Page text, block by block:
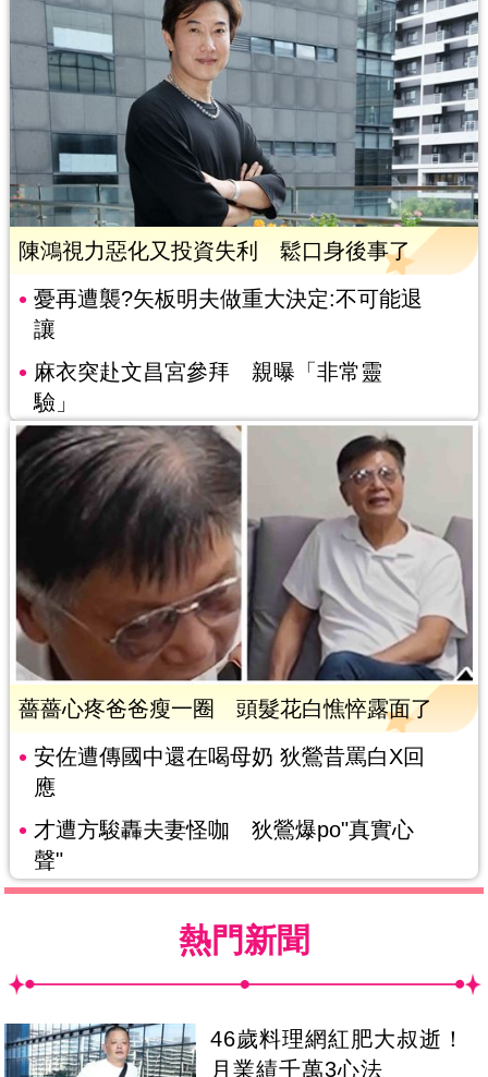
陳鴻視力惡化又投資失利 鬆口身後事了
憂再遭襲?矢板明夫做重大決定:不可能退
讓
麻衣突赴文昌宮參拜 親曝「非常靈
驗」
薔薔心疼爸爸瘦一圈 頭髮花白憔悴露面了
安佐遭傳國中還在喝母奶 狄鶯昔罵白X回
應
才遭方駿轟夫妻怪咖 狄鶯爆po"真實心
聲"
熱門新聞
46歲料理網紅肥大叔逝！
月業績千萬3心法